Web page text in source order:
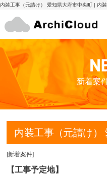
内装工事（元請け） 愛知県大府市中央町 | 内
新着案
内装工事（元請け）
[新着案件]
【工事予定地】